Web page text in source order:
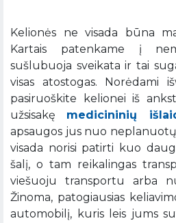
Kelionės ne visada būna
Kartais patenkame į
sušlubuoja sveikata ir tai
visas atostogas. Norėdami
pasiruoškite kelionei iš
užsisakę medicininių
apsaugos jus nuo
visada norisi patirti kuo
šalį, o tam reikalingas
viešuoju transportu arba
Žinoma, patogiausias
automobilį, kuris leis jums